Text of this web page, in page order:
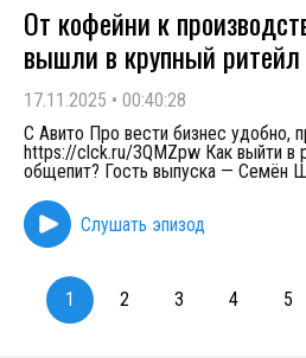
От кофейни к
вышли в крупный ритейл
17.11.2025 • 00:40:28
С Авито Про вести бизнес удобно,
https://clck.ru/3QMZpw Как выйти в
общепит? Гость выпуска — Семён
Слушать эпизод
1 2 3 4 5